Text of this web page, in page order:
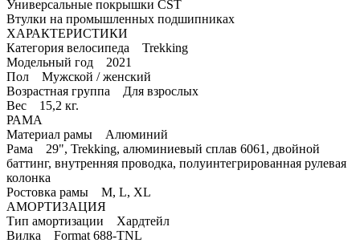
Универсальные покрышки CST
Втулки на промышленных подшипниках
ХАРАКТЕРИСТИКИ
Категория велосипеда Trekking
Модельный год 2021
Пол Мужской / женский
Возрастная группа Для взрослых
Вес 15,2 кг.
РАМА
Материал рамы Алюминий
Рама 29", Trekking, алюминиевый сплав 6061, двойной
баттинг, внутренняя проводка, полуинтегрированная рулевая
колонка
Ростовка рамы M, L, XL
АМОРТИЗАЦИЯ
Тип амортизации Хардтейл
Вилка Format 688-TNL